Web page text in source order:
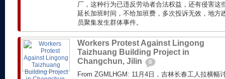
厂，这种行为已违反劳动者合法权益，还有侵害这
延长加班时间，不给加班费，多次投诉无效，地方
员聚集发生群体事件。
Workers Protest Against Lingong
Taizhuang Building Project in
Changchun, Jilin
0
From ZGMLHGM: 11月4日，吉林长春工人拉横幅